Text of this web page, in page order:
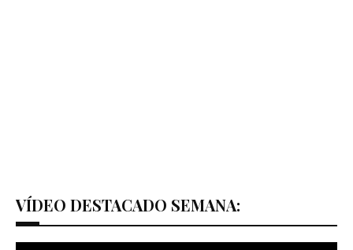
VÍDEO DESTACADO SEMANA: